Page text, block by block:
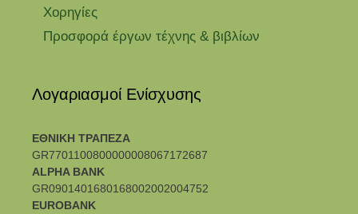
Χορηγίες
Προσφορά έργων τέχνης & βιβλίων
Λογαριασμοί Ενίσχυσης
ΕΘΝΙΚΗ ΤΡΑΠΕΖΑ
GR7701100800000008067172687
ALPHA BANK
GR0901401680168002002004752
EUROBANK